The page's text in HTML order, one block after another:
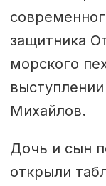
защитника
морского
Михайлов.
Дочь и сын
открыли